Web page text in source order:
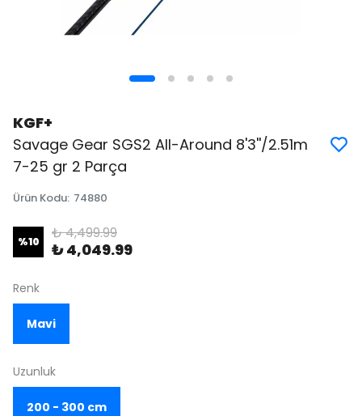
KGF+
Savage Gear SGS2 All-Around 8'3''/2.51m
7-25 gr 2 Parça
Ürün Kodu: 74880
%10 ₺ 4,499.99
₺ 4,049.99
Renk
Mavi
Uzunluk
200 - 300 cm